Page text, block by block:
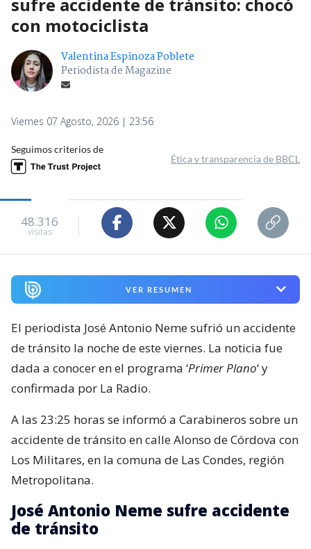
con motociclista
Valentina Espinoza Poblete
Periodista de Magazine
Viernes 07 Agosto, 2026 | 23:56
Seguimos criterios de
Ética y transparencia de BBCL
48.316
visitas
VER RESUMEN
El periodista José Antonio Neme sufrió un accidente
de tránsito la noche de este viernes. La noticia fue
dada a conocer en el programa ‘Primer Plano‘ y
confirmada por La Radio.
A las 23:25 horas se informó a Carabineros sobre un
accidente de tránsito en calle Alonso de Córdova con
Los Militares, en la comuna de Las Condes, región
Metropolitana.
José Antonio Neme sufre accidente
de tránsito